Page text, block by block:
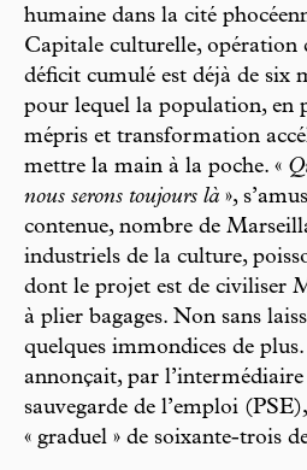
humaine dans la cité
Capitale culturelle, opération
déficit cumulé est déjà de six
pour lequel la population, en
mépris et transformation
mettre la main à la poche. «
nous serons toujours là »,
contenue, nombre de
industriels de la culture,
dont le projet est de civiliser
à plier bagages. Non sans
quelques immondices de
annonçait, par l’intermédiaire
sauvegarde de l’emploi
« graduel » de soixante-trois